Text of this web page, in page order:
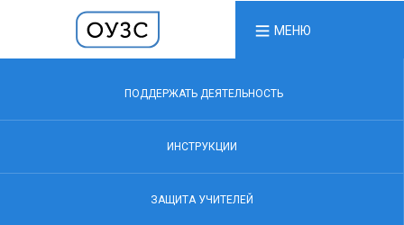
МЕНЮ
ПОДДЕРЖАТЬ ДЕЯТЕЛЬНОСТЬ
ИНСТРУКЦИИ
ЗАЩИТА УЧИТЕЛЕЙ